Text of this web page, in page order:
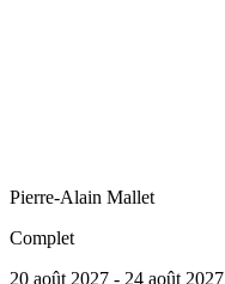
Pierre-Alain Mallet
Complet
20 août 2027 - 24 août 2027